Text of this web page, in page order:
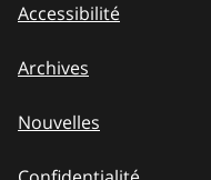
Accessibilité
Archives
Nouvelles